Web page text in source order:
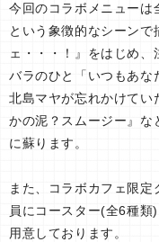
今回のコラボメニュー
という象徴的なシーン
ェ・・・！』をはじめ
バラのひと「いつもあな
北島マヤが忘れかけてい
かの泥？スムージー』な
に蘇ります。
また、コラボカフェ限
員にコースター(全6種類
用意しております。